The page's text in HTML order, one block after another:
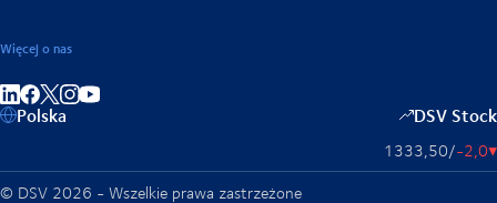
Więcej o nas
Share on linkedIn
Share on Facebook
Share on Instagram
Polska DSV Stock
1333,50/-2,0▴
© DSV 2026 - Wszelkie prawa zastrzeżone